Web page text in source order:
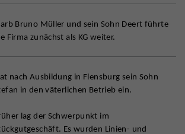
Bruno Müller und sein Sohn Deert führte
Firma zunächst als KG weiter.
nach Ausbildung in Flensburg sein Sohn
in den väterlichen Betrieb ein.
lag der Schwerpunkt im
Es wurden Linien- und